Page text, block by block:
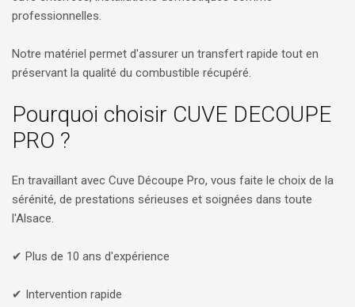
professionnelles.
Notre matériel permet d'assurer un transfert rapide tout en
préservant la qualité du combustible récupéré.
Pourquoi choisir CUVE DECOUPE
PRO ?
En travaillant avec Cuve Découpe Pro, vous faite le choix de la
sérénité, de prestations sérieuses et soignées dans toute
l'Alsace.
✔ Plus de 10 ans d'expérience
✔ Intervention rapide